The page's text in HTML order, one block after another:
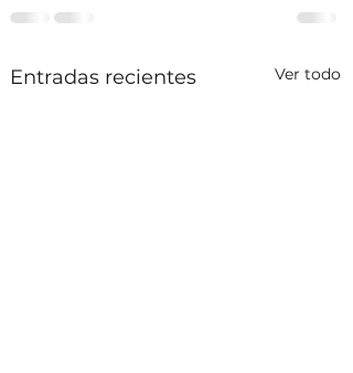
Entradas recientes Ver todo